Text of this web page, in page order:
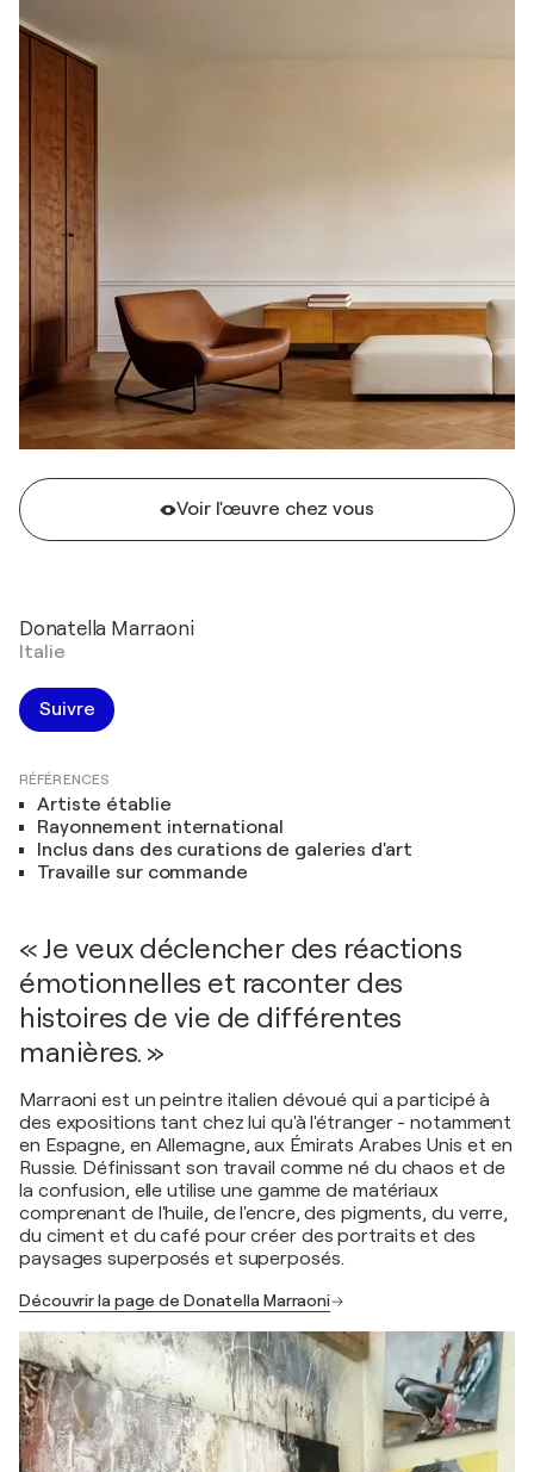
Voir l'œuvre chez vous
Donatella Marraoni
Italie
Suivre
RÉFÉRENCES
Artiste établie
Rayonnement international
Inclus dans des curations de galeries d'art
Travaille sur commande
« Je veux déclencher des réactions
émotionnelles et raconter des
histoires de vie de différentes
manières. »
Marraoni est un peintre italien dévoué qui a participé à
des expositions tant chez lui qu'à l'étranger - notamment
en Espagne, en Allemagne, aux Émirats Arabes Unis et en
Russie. Définissant son travail comme né du chaos et de
la confusion, elle utilise une gamme de matériaux
comprenant de l'huile, de l'encre, des pigments, du verre,
du ciment et du café pour créer des portraits et des
paysages superposés et superposés.
Découvrir la page de Donatella Marraoni